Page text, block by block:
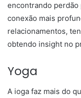
encontrando perdão
conexão mais
relacionamentos,
obtendo insight no
Yoga
A ioga faz mais do